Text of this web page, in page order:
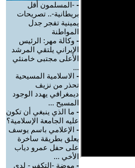
- -المسلمون أقل
بريطانية-.. تصريحات
يمينية تفجر جدل
المواطنة
- وكالة مهر: الرئيس
الإيراني يلتقي المرشد
الأعلى مجتبى خامنئي
...
- الاسلامية المسيحية
تحذر من نزيف
ديمغرافي يهدد الوجود
المسيح ...
- ما الذي ينبغي أن تكون
عليه الجامعة الإسلامية؟
- الإعلامي باسم يوسف
يعلق بطريقة ساخرة
على حفل عمرو دياب
الأخي ...
- موضة -التكفير- لدى